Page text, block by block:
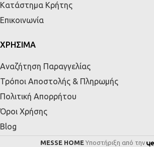
Κατάστημα Κρήτης
Επικοινωνία
ΧΡΗΣΙΜΑ
Αναζήτηση Παραγγελίας
Τρόποι Αποστολής & Πληρωμής
Πολιτική Απορρήτου
Όροι Χρήσης
Blog
MESSE HOME Υποστήριξη από την